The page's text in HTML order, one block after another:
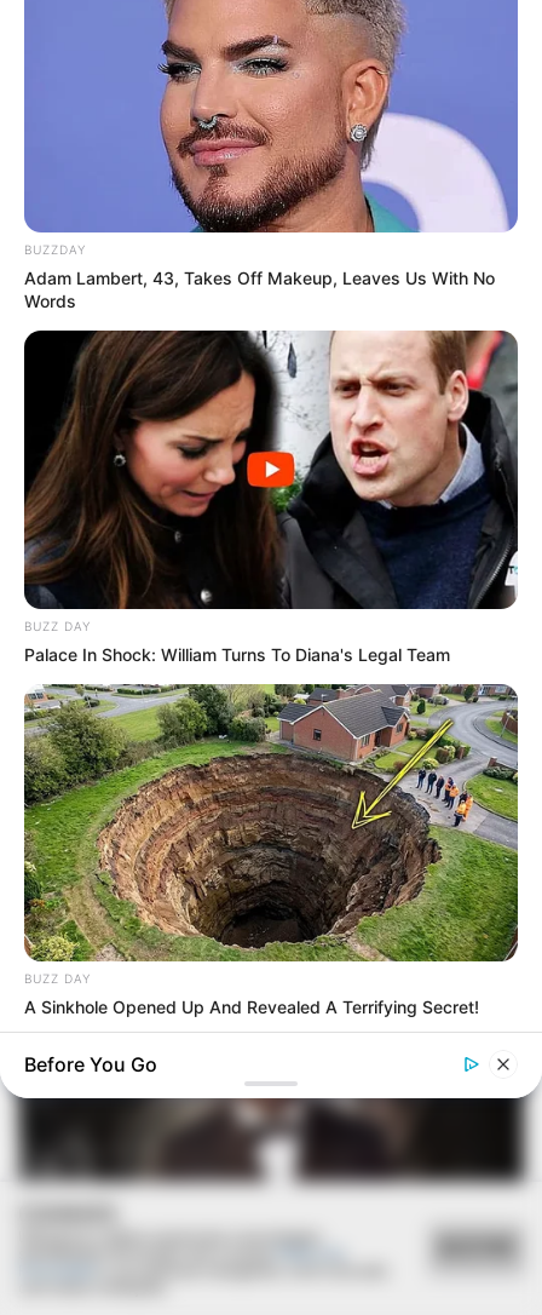
BUZZDAY
Adam Lambert, 43, Takes Off Makeup, Leaves Us With No
Words
BUZZ DAY
Palace In Shock: William Turns To Diana's Legal Team
BUZZ DAY
A Sinkhole Opened Up And Revealed A Terrifying Secret!
Before You Go